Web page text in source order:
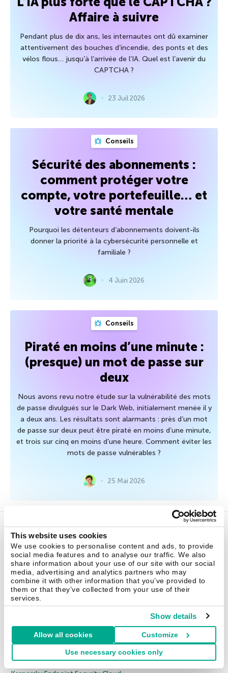
This website uses cookies
We use cookies to personalise content and ads, to provide
social media features and to analyse our traffic. We also
share information about your use of our site with our social
media, advertising and analytics partners who may
combine it with other information that you’ve provided to
them or that they’ve collected from your use of their
services.
Show details
Allow all cookies Customize
Use necessary cookies only
Affaire à suivre
Pendant plus de dix ans, les internautes ont dû examiner
attentivement des bouches d’incendie, des ponts et des
vélos flous… jusqu’à l’arrivée de l’IA. Quel est l’avenir du
CAPTCHA ?
23 Juil 2026
Conseils
Sécurité des abonnements :
comment protéger votre
compte, votre portefeuille… et
votre santé mentale
Pourquoi les détenteurs d’abonnements doivent-ils
donner la priorité à la cybersécurité personnelle et
familiale ?
4 Juin 2026
Conseils
Piraté en moins d’une minute :
(presque) un mot de passe sur
deux
Nous avons revu notre étude sur la vulnérabilité des mots
de passe divulgués sur le Dark Web, initialement menée il y
a deux ans. Les résultats sont alarmants : près d’un mot
de passe sur deux peut être piraté en moins d’une minute,
et trois sur cinq en moins d’une heure. Comment éviter les
mots de passe vulnérables ?
25 Mai 2026
Solutions pour les particuliers
Kaspersky Standard
Kaspersky Plus
Kaspersky Premium
1 50 EMPLOYS
Kaspersky Small Office Security